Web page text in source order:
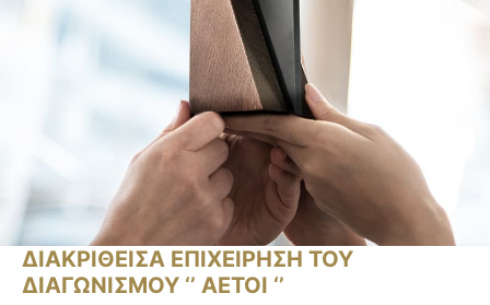
ΔΙΑΚΡΙΘΕΙΣΑ ΕΠΙΧΕΙΡΗΣΗ ΤΟΥ
ΔΙΑΓΩΝΙΣΜΟΥ ‘’ ΑΕΤΟΙ ‘’